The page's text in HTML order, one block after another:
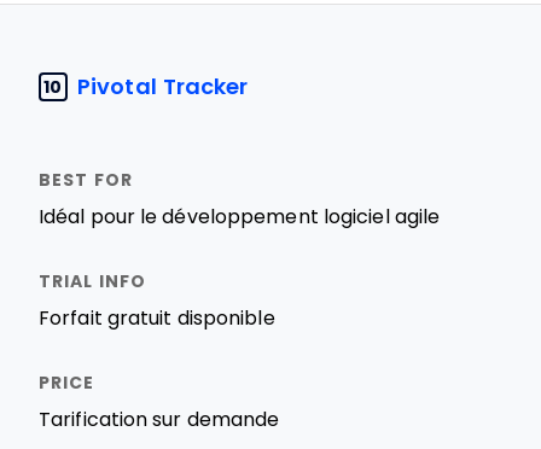
10 Pivotal Tracker
Idéal pour le développement logiciel agile
Forfait gratuit disponible
Tarification sur demande